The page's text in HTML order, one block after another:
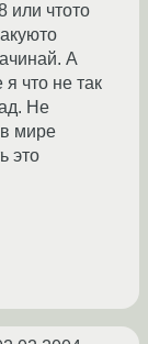
или чтото
А
что не так
Не
мире
это